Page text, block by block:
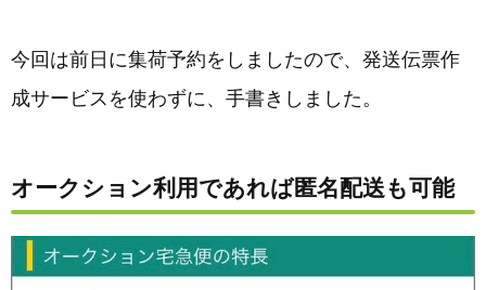
今回は前日に集荷予約をしましたので、発送伝票作
成サービスを使わずに、手書きしました。
オークション利用であれば匿名配送も可能